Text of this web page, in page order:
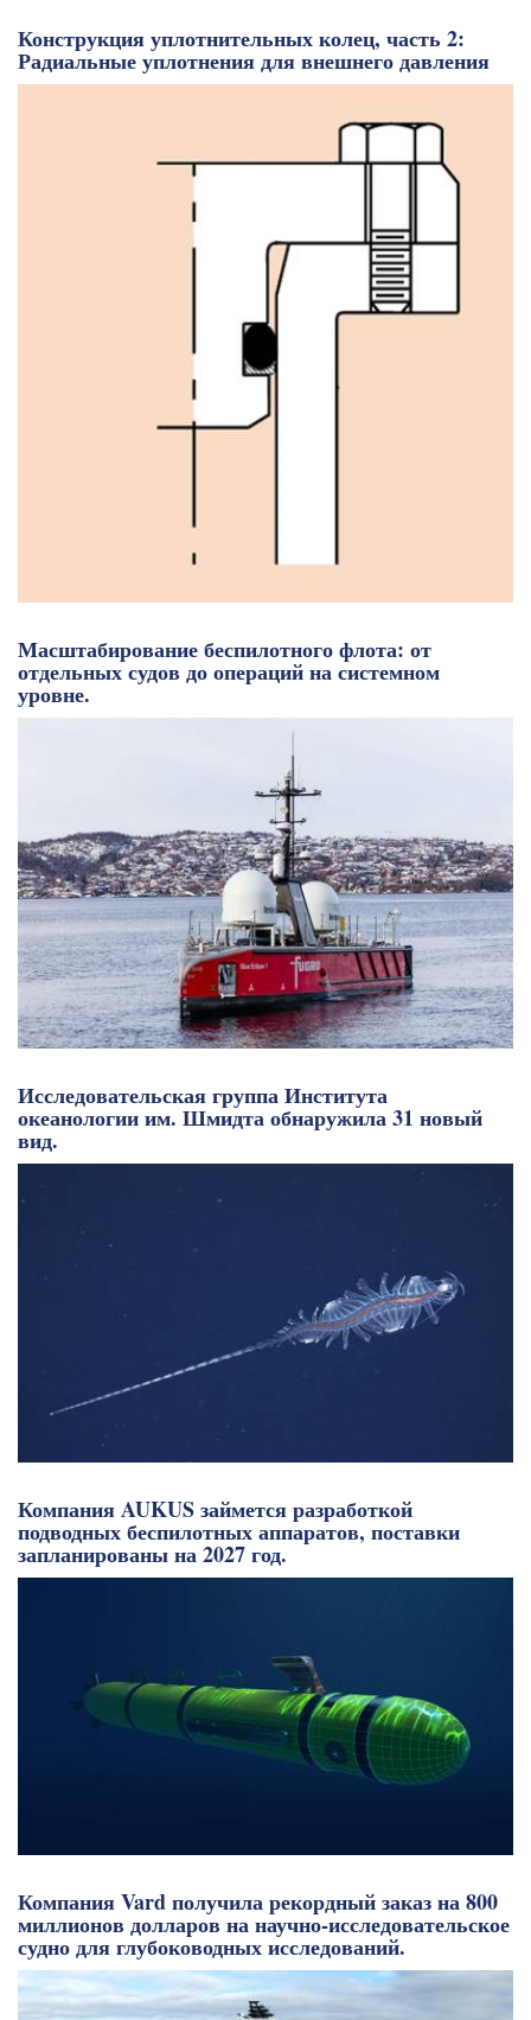
Конструкция уплотнительных колец, часть 2:
Радиальные уплотнения для внешнего давления
Масштабирование беспилотного флота: от
отдельных судов до операций на системном
уровне.
Исследовательская группа Института
океанологии им. Шмидта обнаружила 31 новый
вид.
Компания AUKUS займется разработкой
подводных беспилотных аппаратов, поставки
запланированы на 2027 год.
Компания Vard получила рекордный заказ на 800
миллионов долларов на научно-исследовательское
судно для глубоководных исследований.